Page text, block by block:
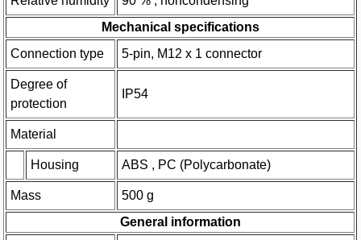
Mechanical specifications
Connection type
5-pin, M12 x 1 connector
Degree of
protection
IP54
Material
Housing ABS , PC (Polycarbonate)
Mass
500 g
General information